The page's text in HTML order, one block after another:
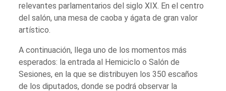
relevantes parlamentarios del siglo XIX. En el centro
del salón, una mesa de caoba y ágata de gran valor
artístico.
A continuación, llega uno de los momentos más
esperados: la entrada al Hemiciclo o Salón de
Sesiones, en la que se distribuyen los 350 escaños
de los diputados, donde se podrá observar la